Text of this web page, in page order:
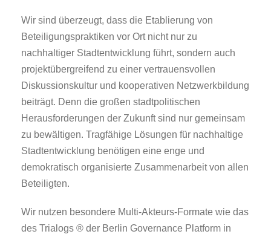
Wir sind überzeugt, dass die Etablierung von
Beteiligungspraktiken vor Ort nicht nur zu
nachhaltiger Stadtentwicklung führt, sondern auch
projektübergreifend zu einer vertrauensvollen
Diskussionskultur und kooperativen Netzwerkbildung
beiträgt. Denn die großen stadtpolitischen
Herausforderungen der Zukunft sind nur gemeinsam
zu bewältigen. Tragfähige Lösungen für nachhaltige
Stadtentwicklung benötigen eine enge und
demokratisch organisierte Zusammenarbeit von allen
Beteiligten.
Wir nutzen besondere Multi-Akteurs-Formate wie das
des Trialogs ® der Berlin Governance Platform in